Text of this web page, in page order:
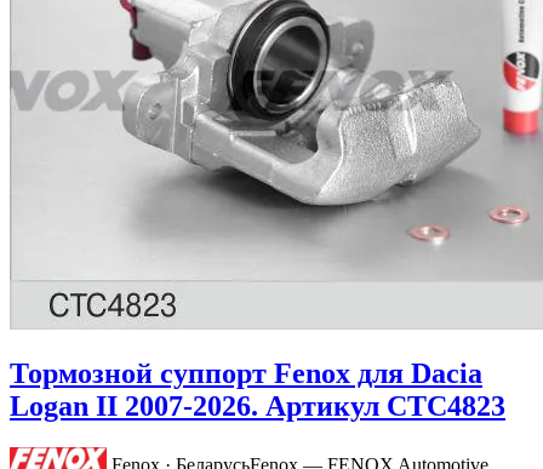
Тормозной суппорт Fenox для Dacia
Logan II 2007-2026. Артикул CTC4823